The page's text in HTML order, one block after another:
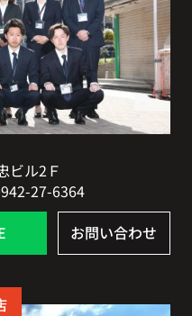
ビル2Ｆ
27-6364
お問い合わせ